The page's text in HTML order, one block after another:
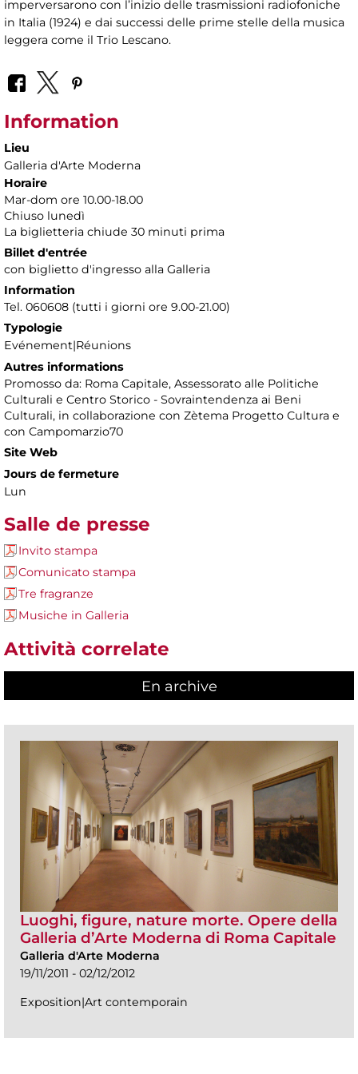
imperversarono con l’inizio delle trasmissioni radiofoniche
in Italia (1924) e dai successi delle prime stelle della musica
leggera come il Trio Lescano.
Information
Lieu
Galleria d'Arte Moderna
Horaire
Mar-dom ore 10.00-18.00
Chiuso lunedì
La biglietteria chiude 30 minuti prima
Billet d'entrée
con biglietto d'ingresso alla Galleria
Information
Tel. 060608 (tutti i giorni ore 9.00-21.00)
Typologie
Evénement|Réunions
Autres informations
Promosso da: Roma Capitale, Assessorato alle Politiche
Culturali e Centro Storico - Sovraintendenza ai Beni
Culturali, in collaborazione con Zètema Progetto Cultura e
con Campomarzio70
Site Web
Jours de fermeture
Lun
Salle de presse
Invito stampa
Comunicato stampa
Tre fragranze
Musiche in Galleria
Attività correlate
En archive
Luoghi, figure, nature morte. Opere della
Galleria d’Arte Moderna di Roma Capitale
Galleria d'Arte Moderna
19/11/2011 - 02/12/2012
Exposition|Art contemporain